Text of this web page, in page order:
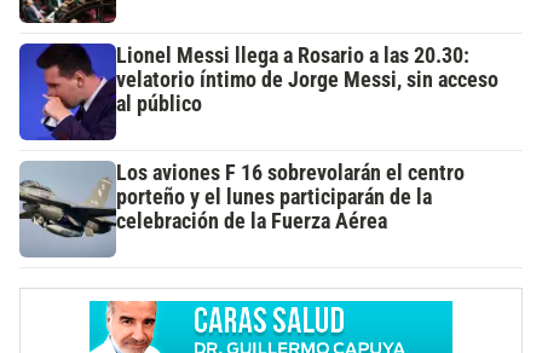
Lionel Messi llega a Rosario a las 20.30:
velatorio íntimo de Jorge Messi, sin acceso
al público
Los aviones F 16 sobrevolarán el centro
porteño y el lunes participarán de la
celebración de la Fuerza Aérea